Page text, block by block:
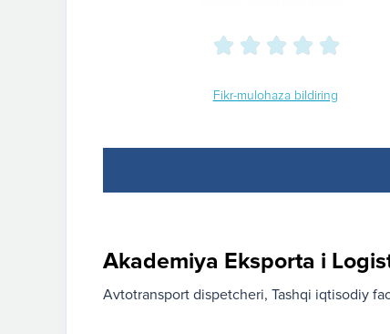
Fikr-mulohaza bildiring
Akademiya Eksporta i
Avtotransport dispetcheri Tashqi iqtisodiy